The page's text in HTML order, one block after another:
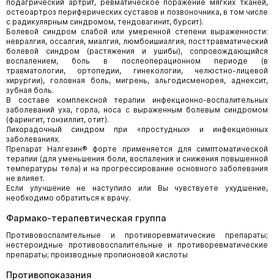
подагрический артрит, ревматическое поражение мягких тканей,
остеоартроз периферических суставов и позвоночника, в том числе
с радикулярным синдромом, тендовагинит, бурсит).
Болевой синдром слабой или умеренной степени выраженности:
невралгия, оссалгия, миалгия, люмбоишиалгия, посттравматический
болевой синдром (растяжения и ушибы), сопровождающийся
воспалением, боль в послеоперационном периоде (в
травматологии, ортопедии, гинекологии, челюстно-лицевой
хирургии), головная боль, мигрень, альгодисменорея, аднексит,
зубная боль.
В составе комплексной терапии инфекционно-воспалительных
заболеваний уха, горла, носа с выраженным болевым синдромом
(фарингит, тонзиллит, отит).
Лихорадочный синдром при «простудных» и инфекционных
заболеваниях.
Препарат Налгезин® форте применяется для симптоматической
терапии (для уменьшения боли, воспаления и снижения повышенной
температуры тела) и на прогрессирование основного заболевания
не влияет.
Если улучшение не наступило или Вы чувствуете ухудшение,
необходимо обратиться к врачу.
Фармако-терапевтическая группа
Противовоспалительные и противоревматические препараты;
нестероидные противовоспалительные и противоревматические
препараты; производные пропионовой кислоты
Противопоказания